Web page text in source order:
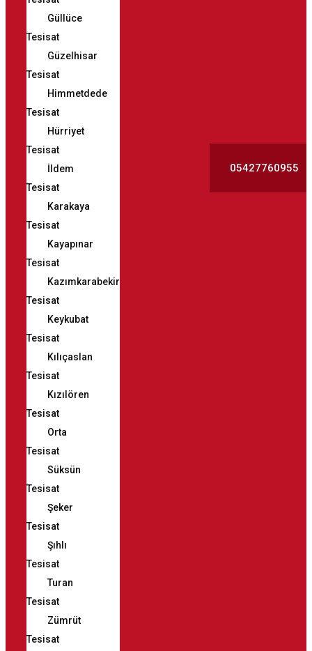
Güllüce
Tesisat
Güzelhisar
Tesisat
Himmetdede
Tesisat
Hürriyet
Tesisat
İldem
Tesisat
Karakaya
Tesisat
Kayapınar
Tesisat
Kazımkarabekir
Tesisat
Keykubat
Tesisat
Kılıçaslan
Tesisat
Kızılören
Tesisat
Orta
Tesisat
Süksün
Tesisat
Şeker
Tesisat
Şıhlı
Tesisat
Turan
Tesisat
Zümrüt
Tesisat
05427760955